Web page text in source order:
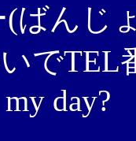
ばんじ
でTEL
day?